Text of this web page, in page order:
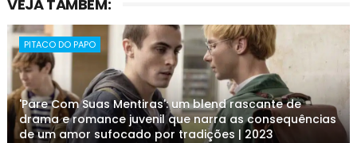
VEJA TAMBÉM:
PITACO DO PAPO
'Pare Com Suas Mentiras': um blend rascante de
drama e romance juvenil que narra as consequências
de um amor sufocado por tradições | 2023